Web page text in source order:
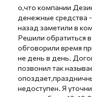
о,что компании
денежные средства
назад заметили в
Решили обратиться
обговорили время
не день в день.
позвонил так
недоступен. Я